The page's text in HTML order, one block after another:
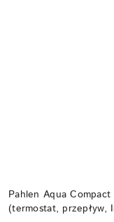
Pahlen Aqua
(termostat, przepływ,